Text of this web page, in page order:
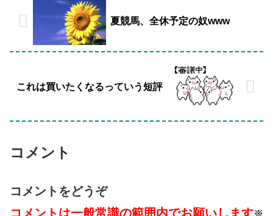
夏競馬、全休予定の奴www
これは買いたくなるっていう短評
コメント
コメントをどうぞ
コメントは一般常識の範囲内でお願いします※